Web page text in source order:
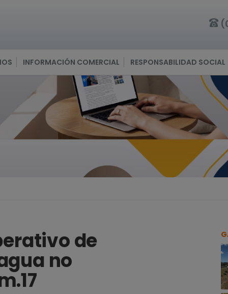
INFORMACIÓN COMERCIAL RESPONSABILIDAD SOCIAL
de
no